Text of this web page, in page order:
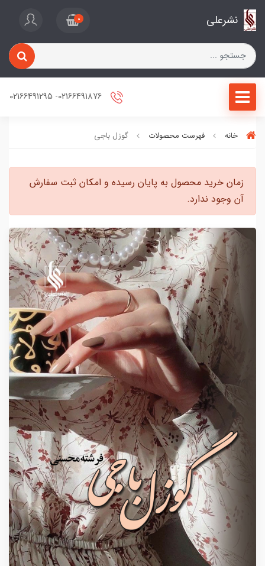
نشرعلی 0
خانه فهرست محصولات گوزل باجی
زمان خرید محصول به پایان رسیده و امکان ثبت سفارش
آن وجود ندارد.